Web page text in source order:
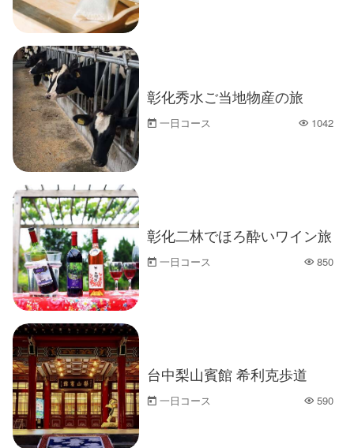
彰化秀水ご当地物産の旅
一日コース
人気
1042
彰化二林でほろ酔いワイン旅
一日コース
人気
850
台中梨山賓館 希利克歩道
一日コース
人気
590